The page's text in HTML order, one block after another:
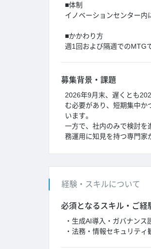
■体制
イノベーションセンター
■かかわり方
週1回および隔週でのMTG
募集背景・課題
2026年9月末、遅くとも
む必要があり、短期集中
います。
一方で、社内のみで検討を
務運用に知見を持つ専門家
経験・スキルについて
必須となるスキル・ご経
・生成AI導入・ガバナンス
・法務・情報セキュリテ